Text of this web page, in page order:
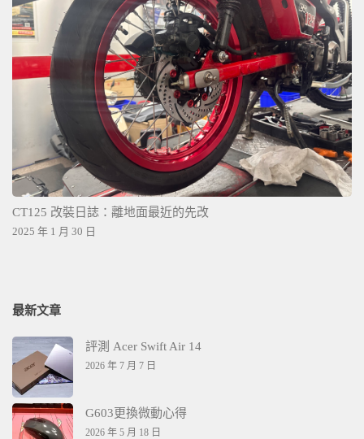
CT125 改裝日誌：離地面最近的先改
2025 年 1 月 30 日
最新文章
評測 Acer Swift Air 14
2026 年 7 月 7 日
G603更換微動心得
2026 年 5 月 18 日